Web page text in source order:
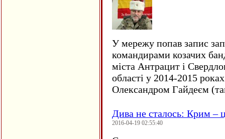
У мережу попав запис
командирами козачих
міста Антрацит і
області у 2014-2015
Олександром Гайдеєм
Дива не сталось: Крим –
2016-04-19 02:55:40